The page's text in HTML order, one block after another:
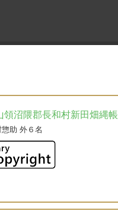
領沼隈郡長和村新田畑縄帳
助 外６名